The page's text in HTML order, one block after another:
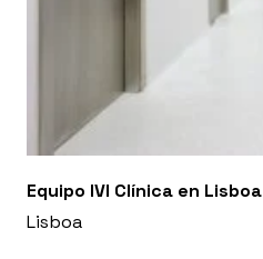
Equipo IVI Clínica en Lisboa
Lisboa